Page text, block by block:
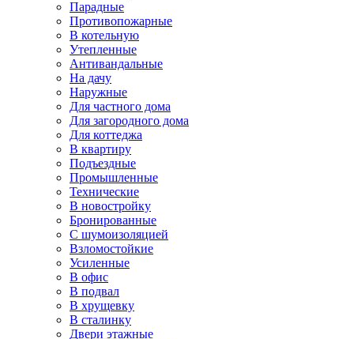
Парадные
Противопожарные
В котельную
Утепленные
Антивандальные
На дачу
Наружные
Для частного дома
Для загородного дома
Для коттеджа
В квартиру
Подъездные
Промышленные
Технические
В новостройку
Бронированные
С шумоизоляцией
Взломостойкие
Усиленные
В офис
В подвал
В хрущевку
В сталинку
Двери этажные